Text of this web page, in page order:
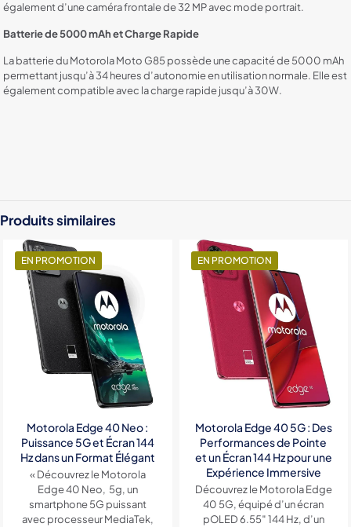
également d’une caméra frontale de 32 MP avec mode portrait.
Batterie de 5000 mAh et Charge Rapide
La batterie du Motorola Moto G85 possède une capacité de 5000 mAh
permettant jusqu’à 34 heures d’autonomie en utilisation normale. Elle est
également compatible avec la charge rapide jusqu’à 30W.
Stockage
128GO, 256GO
Produits similaires
EN PROMOTION
Motorola Edge 40 Neo :
Puissance 5G et Écran 144
Hz dans un Format Élégant
« Découvrez le Motorola
Edge 40 Neo, 5g, un
smartphone 5G puissant
avec processeur MediaTek,
EN PROMOTION
Motorola Edge 40 5G : Des
Performances de Pointe
et un Écran 144 Hz pour une
Expérience Immersive
Découvrez le Motorola Edge
40 5G, équipé d’un écran
pOLED 6.55″ 144 Hz, d’un